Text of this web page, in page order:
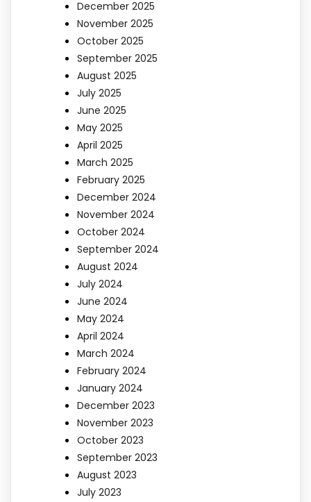
December 2025
November 2025
October 2025
September 2025
August 2025
July 2025
June 2025
May 2025
April 2025
March 2025
February 2025
December 2024
November 2024
October 2024
September 2024
August 2024
July 2024
June 2024
May 2024
April 2024
March 2024
February 2024
January 2024
December 2023
November 2023
October 2023
September 2023
August 2023
July 2023